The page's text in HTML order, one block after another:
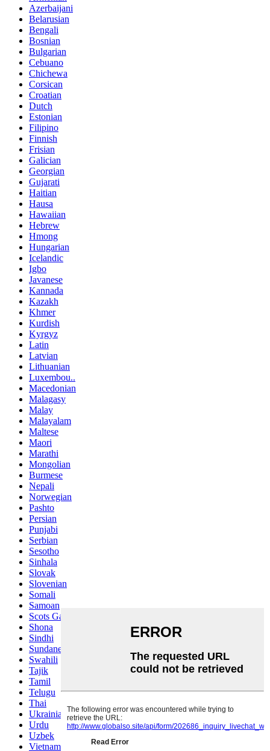
Azerbaijani
Belarusian
Bengali
Bosnian
Bulgarian
Cebuano
Chichewa
Corsican
Croatian
Dutch
Estonian
Filipino
Finnish
Frisian
Galician
Georgian
Gujarati
Haitian
Hausa
Hawaiian
Hebrew
Hmong
Hungarian
Icelandic
Igbo
Javanese
Kannada
Kazakh
Khmer
Kurdish
Kyrgyz
Latin
Latvian
Lithuanian
Luxembou..
Macedonian
Malagasy
Malay
Malayalam
Maltese
Maori
Marathi
Mongolian
Burmese
Nepali
Norwegian
Pashto
Persian
Punjabi
Serbian
Sesotho
Sinhala
Slovak
Slovenian
Somali
Samoan
Scots Gaelic
Shona
Sindhi
Sundanese
Swahili
Tajik
Tamil
Telugu
Thai
Ukrainian
Urdu
Uzbek
Vietnamese